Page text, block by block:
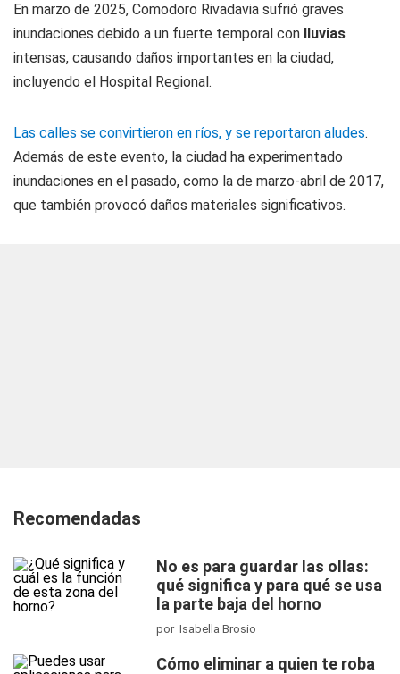
En marzo de 2025, Comodoro Rivadavia sufrió graves
inundaciones debido a un fuerte temporal con lluvias
intensas, causando daños importantes en la ciudad,
incluyendo el Hospital Regional.
Las calles se convirtieron en ríos, y se reportaron aludes.
Además de este evento, la ciudad ha experimentado
inundaciones en el pasado, como la de marzo-abril de 2017,
que también provocó daños materiales significativos.
Recomendadas
No es para guardar las ollas:
qué significa y para qué se usa
la parte baja del horno
por Isabella Brosio
Cómo eliminar a quien te roba